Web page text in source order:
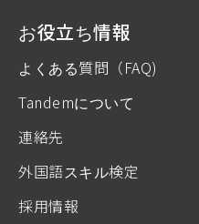
6分で読める記事
お役立ち情報
よくある質問（FAQ)
Tandemについて
連絡先
外国語スキル検定
採用情報